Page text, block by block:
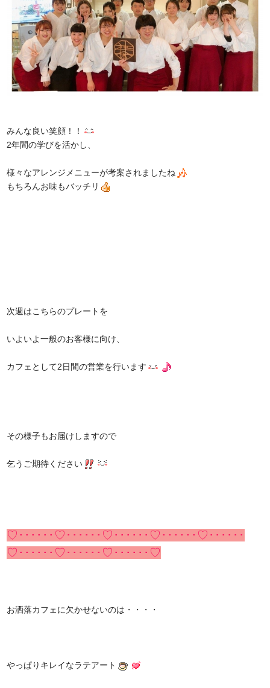
みんな良い笑顔！！
2年間の学びを活かし、
様々なアレンジメニューが考案されましたね
もちろんお味もバッチリ
次週はこちらのプレートを
いよいよ一般のお客様に向け、
カフェとして2日間の営業を行います
その様子もお届けしますので
乞うご期待ください
♡･･････♡･･････♡･･････♡･･････♡･･････
♡･･････♡･･････♡･･････♡
お洒落カフェに欠かせないのは・・・・
やっぱりキレイなラテアート